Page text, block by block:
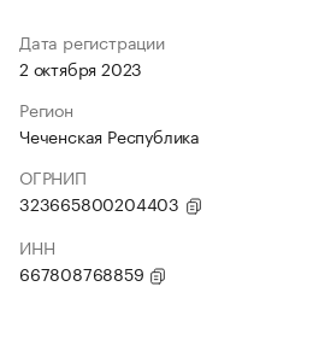
Дата регистрации
2 октября 2023
Регион
Чеченская Республика
ОГРНИП
323665800204403
ИНН
667808768859